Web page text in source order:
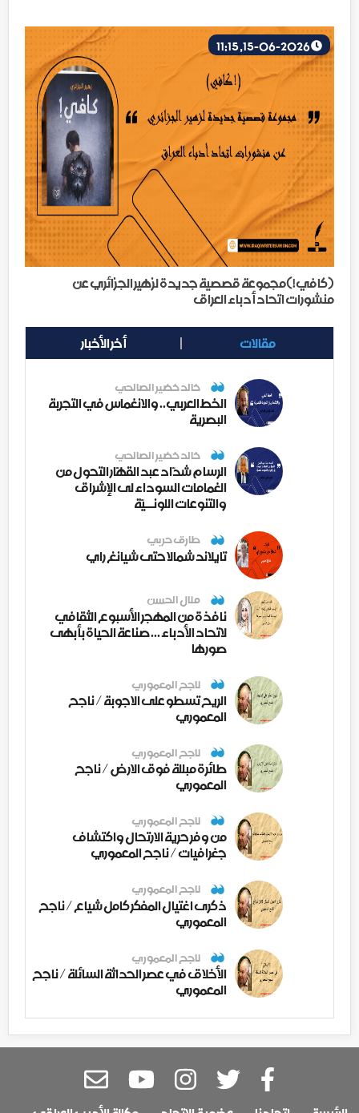
(كافي!)مجموعة قصصية جديدة لزهير الجزائري عن
منشورات اتحاد أدباء العراق
مقالات أخر الأخبار
خالد خضير الصالحي
الخط العربي.. والانغماس في التجربة
البصرية
خالد خضير الصالحي
الرسام شدّاد عبد القهّار التحول من
الغمامات السوداء لى الإشراق
والتنوعات اللونــيّة
طارق حربي
تايلاند شمالا حتى شيانغ راي
منال الحسن
نافذة من المهجر الأسبوع الثقافي
لاتحاد الأدباء ... صناعة الحياة بأبهى
صورها
ناجح المعموري
الريح تسطو على الاجوبة / ناجح
المعموري
ناجح المعموري
طائرة مبللة فوق الارض / ناجح
المعموري
ناجح المعموري
من وفر حرية الارتحال واكتشاف
جغرافيات / ناجح المعموري
ناجح المعموري
ذكرى اغتيال المفكر كامل شياع / ناجح
المعموري
ناجح المعموري
الأخلاق في عصر الحداثة السائلة / ناجح
المعموري